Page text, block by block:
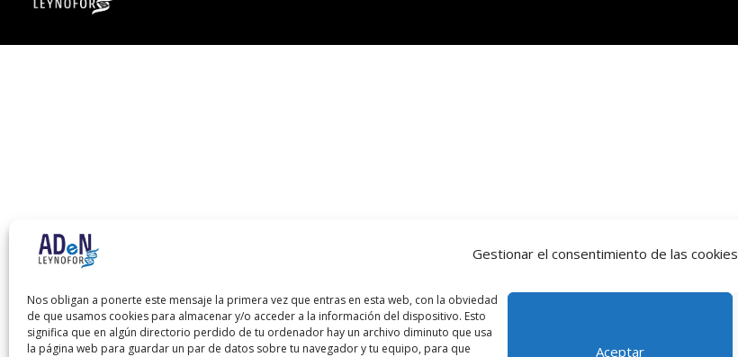
Gestionar el consentimiento de las cookies
Nos obligan a ponerte este mensaje la primera vez que entras en esta web, con la obviedad
de que usamos cookies para almacenar y/o acceder a la información del dispositivo. Esto
significa que en algún directorio perdido de tu ordenador hay un archivo diminuto que usa
la página web para guardar un par de datos sobre tu navegador y tu equipo, para que
Aceptar